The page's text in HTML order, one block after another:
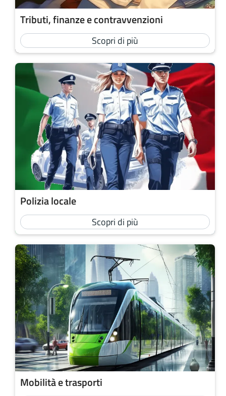
Tributi, finanze e contravvenzioni
Scopri di più
Polizia locale
Scopri di più
Mobilità e trasporti